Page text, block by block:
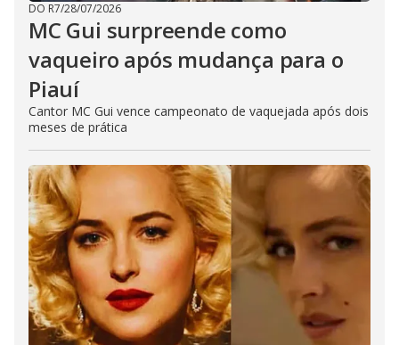
DO R7/28/07/2026
MC Gui surpreende como
vaqueiro após mudança para o
Piauí
Cantor MC Gui vence campeonato de vaquejada após dois
meses de prática